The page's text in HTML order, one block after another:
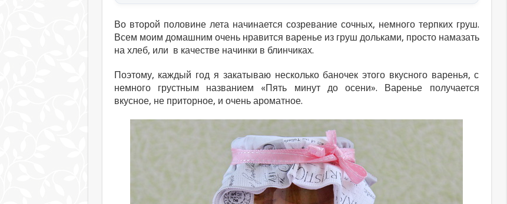
Во второй половине лета начинается созревание сочных, немного терпких груш.
Всем моим домашним очень нравится варенье из груш дольками, просто намазать
на хлеб, или в качестве начинки в блинчиках.
Поэтому, каждый год я закатываю несколько баночек этого вкусного варенья, с
немного грустным названием «Пять минут до осени». Варенье получается
вкусное, не приторное, и очень ароматное.